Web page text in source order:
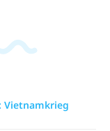
Vietnamkrieg